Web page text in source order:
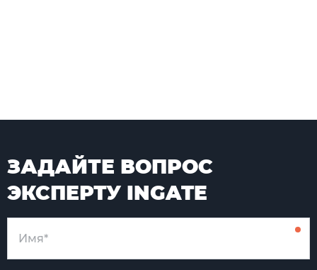
ЗАДАЙТЕ ВОПРОС
ЭКСПЕРТУ INGATE